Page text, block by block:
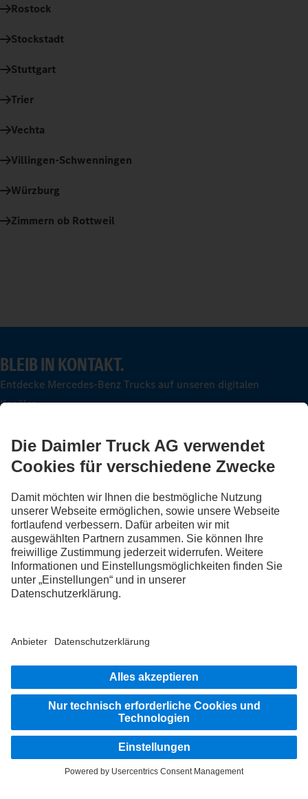
Rostock
Stockstadt
Stuttgart
Trier
Vechta
Villingen-Schwenningen
Würzburg
Zimmern ob Rottweil
BLEIB IN KONTAKT.
Entdecke Mercedes-Benz Trucks auf unseren digitalen
Kanälen.
FOLLOW THE ROADSTARS.
Tausche jetzt Erfahrungen mit anderen Truckerinnen und
Truckern aus.
Rechtliche Hinweise